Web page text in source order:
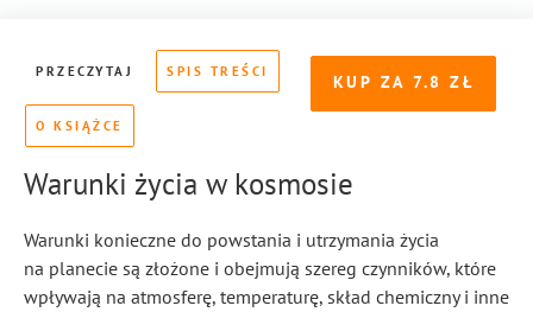
KUP ZA 7.8
PRZECZYTAJ SPIS TREŚCI
O KSIĄŻCE
Warunki życia w kosmosie
Warunki konieczne do powstania i utrzymania życia
na planecie są złożone i obejmują szereg czynników, które
wpływają na atmosferę, temperaturę, skład chemiczny i inne